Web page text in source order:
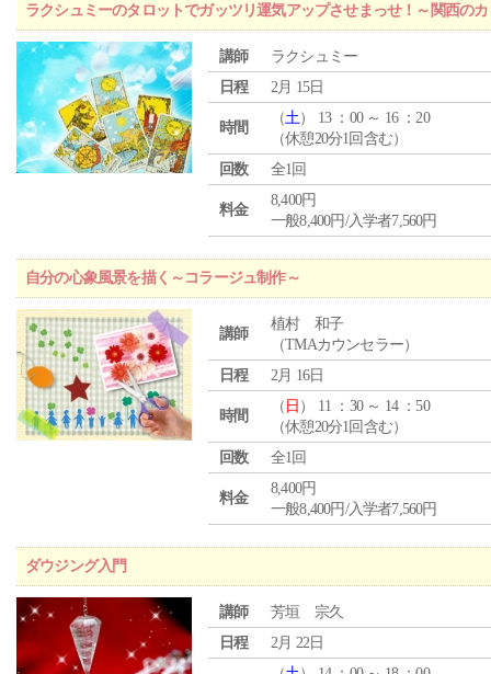
ラクシュミーのタロットでガッツリ運気アップさせまっせ！～関西の
講師
ラクシュミー
日程
2月 15日
時間
（土） 13 ：00 ～ 16 ：20
（休憩20分1回含む）
回数
全1回
料金
8,400円
一般8,400円/入学者7,560円
自分の心象風景を描く～コラージュ制作～
講師
植村 和子
（TMAカウンセラー）
日程
2月 16日
時間
（ 日 ） 11 ：30 ～ 14 ：50
（休憩20分1回含む）
回数
全1回
料金
8,400円
一般8,400円/入学者7,560円
ダウジング入門
講師
芳垣 宗久
日程
2月 22日